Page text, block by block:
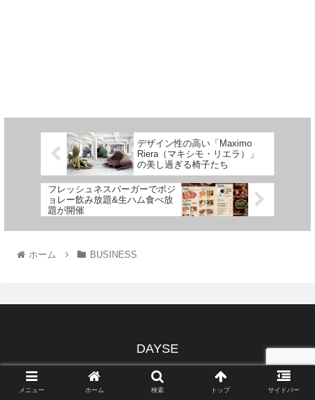
デザイン性の高い「Maximo
Riera（マキシモ・リエラ）」
の美し過ぎる椅子たち
フレッシュネスバーガーでボジ
ョレー飲み放題&生ハム食べ放
題が開催
ホーム BUSINESS
DAYSE
運営者情報
プライバシーポリシー
免責事項
サイトマップ
メニュー ホーム 検索 トップ サイドバー